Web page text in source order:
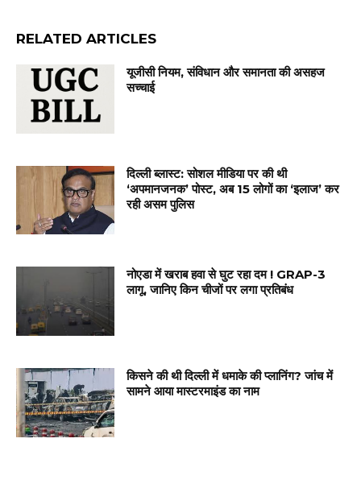
RELATED ARTICLES
यूजीसी नियम, संविधान और समानता की असहज
सच्चाई
दिल्ली ब्लास्ट: सोशल मीडिया पर की थी
‘अपमानजनक’ पोस्ट, अब 15 लोगों का ‘इलाज’ कर
रही असम पुलिस
नोएडा में खराब हवा से घुट रहा दम ! GRAP-3
लागू, जानिए किन चीजों पर लगा प्रतिबंध
किसने की थी दिल्ली में धमाके की प्लानिंग? जांच में
सामने आया मास्टरमाइंड का नाम